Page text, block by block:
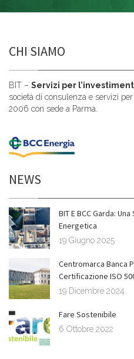
CHI SIAMO
BIT – Servizi per
società di consulenza e servizi
2006 con sede a Parma.
NEWS
BIT E BCC Garda:
Energetica
19 Giugno 2025
Centromarca Banca
Certificazione ISO
19 Dicembre 2024
Fare Sostenibile
6 Ottobre 2022